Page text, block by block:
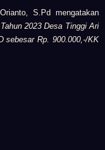
S.Pd mengatakan
2023 Desa Tinggi Ari
sebesar Rp. 900.000,-/KK